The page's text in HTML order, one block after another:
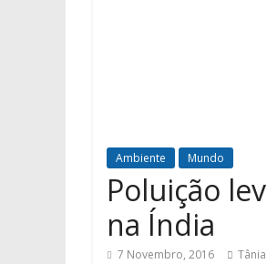
Ambiente Mundo
Poluição
na Índia
7 Novembro, 2016